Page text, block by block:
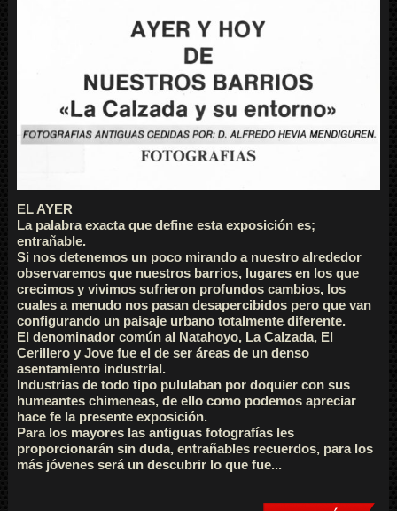
EL AYER
La palabra exacta que define esta exposición es;
entrañable.
Si nos detenemos un poco mirando a nuestro alrededor
observaremos que nuestros barrios, lugares en los que
crecimos y vivimos sufrieron profundos cambios, los
cuales a menudo nos pasan desapercibidos pero que van
configurando un paisaje urbano totalmente diferente.
El denominador común al Natahoyo, La Calzada, El
Cerillero y Jove fue el de ser áreas de un denso
asentamiento industrial.
Industrias de todo tipo pululaban por doquier con sus
humeantes chimeneas, de ello como podemos apreciar
hace fe la presente exposición.
Para los mayores las antiguas fotografías les
proporcionarán sin duda, entrañables recuerdos, para los
más jóvenes será un descubrir lo que fue...